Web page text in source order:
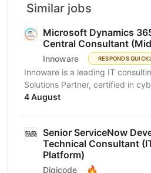
Similar jobs
Microsoft Dynamics
Central Consultant
Innoware RESPONDS
Innoware is a leading IT
Solutions Partner, certified in
security (ISO/IEC 27001). We
4 August
Senior ServiceNow
Technical Consultant
Platform)
Digicode 🔥